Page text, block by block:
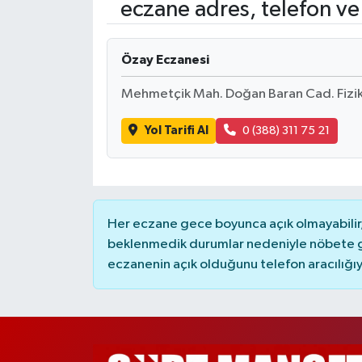
eczane adres, telefon ve
Özay Eczanesi
Mehmetçik Mah. Doğan Baran Cad.
Yol Tarifi Al 0 (388) 311 75 21
Her eczane gece boyunca açık
beklenmedik durumlar nedeniyle nöbete
eczanenin açık olduğunu telefon